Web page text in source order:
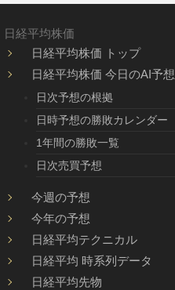
日経平均株価
日経平均株価 トップ
日経平均株価 今日のAI予想
日次予想の根拠
日時予想の勝敗カレンダー
1年間の勝敗一覧
日次売買予想
今週の予想
今年の予想
日経平均テクニカル
日経平均 時系列データ
日経平均先物